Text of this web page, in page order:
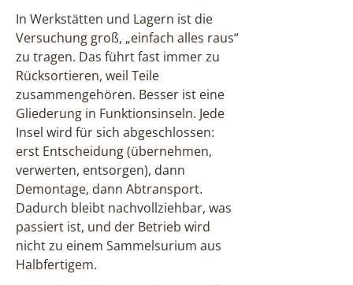
In Werkstätten und Lagern ist die
Versuchung groß, „einfach alles raus“
zu tragen. Das führt fast immer zu
Rücksortieren, weil Teile
zusammengehören. Besser ist eine
Gliederung in Funktionsinseln. Jede
Insel wird für sich abgeschlossen:
erst Entscheidung (übernehmen,
verwerten, entsorgen), dann
Demontage, dann Abtransport.
Dadurch bleibt nachvollziehbar, was
passiert ist, und der Betrieb wird
nicht zu einem Sammelsurium aus
Halbfertigem.